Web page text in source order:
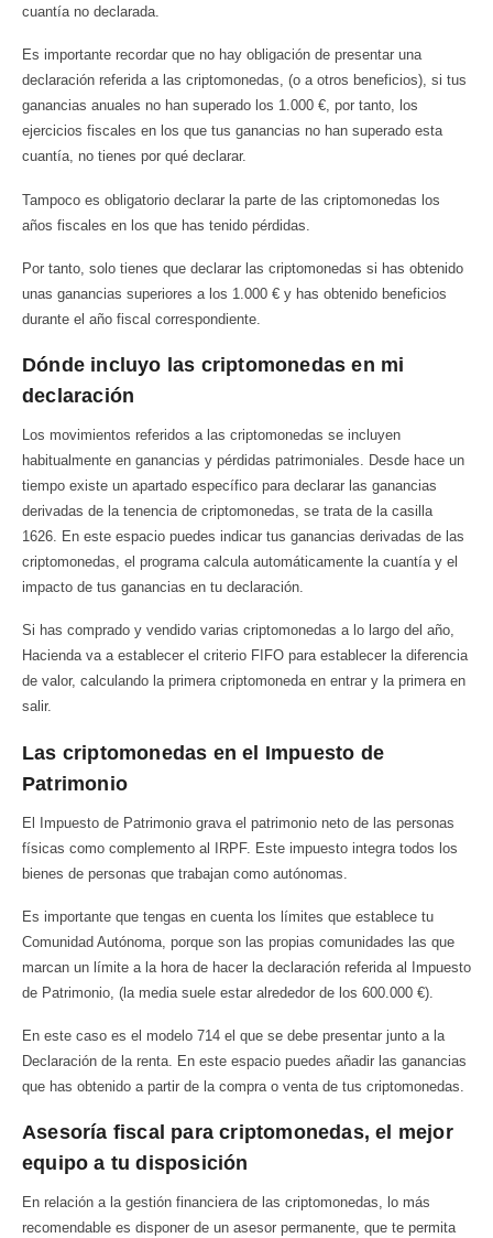
cuantía no declarada.
Es importante recordar que no hay obligación de presentar una
declaración referida a las criptomonedas, (o a otros beneficios), si tus
ganancias anuales no han superado los 1.000 €, por tanto, los
ejercicios fiscales en los que tus ganancias no han superado esta
cuantía, no tienes por qué declarar.
Tampoco es obligatorio declarar la parte de las criptomonedas los
años fiscales en los que has tenido pérdidas.
Por tanto, solo tienes que declarar las criptomonedas si has obtenido
unas ganancias superiores a los 1.000 € y has obtenido beneficios
durante el año fiscal correspondiente.
Dónde incluyo las criptomonedas en mi
declaración
Los movimientos referidos a las criptomonedas se incluyen
habitualmente en ganancias y pérdidas patrimoniales. Desde hace un
tiempo existe un apartado específico para declarar las ganancias
derivadas de la tenencia de criptomonedas, se trata de la casilla
1626. En este espacio puedes indicar tus ganancias derivadas de las
criptomonedas, el programa calcula automáticamente la cuantía y el
impacto de tus ganancias en tu declaración.
Si has comprado y vendido varias criptomonedas a lo largo del año,
Hacienda va a establecer el criterio FIFO para establecer la diferencia
de valor, calculando la primera criptomoneda en entrar y la primera en
salir.
Las criptomonedas en el Impuesto de
Patrimonio
El Impuesto de Patrimonio grava el patrimonio neto de las personas
físicas como complemento al IRPF. Este impuesto integra todos los
bienes de personas que trabajan como autónomas.
Es importante que tengas en cuenta los límites que establece tu
Comunidad Autónoma, porque son las propias comunidades las que
marcan un límite a la hora de hacer la declaración referida al Impuesto
de Patrimonio, (la media suele estar alrededor de los 600.000 €).
En este caso es el modelo 714 el que se debe presentar junto a la
Declaración de la renta. En este espacio puedes añadir las ganancias
que has obtenido a partir de la compra o venta de tus criptomonedas.
Asesoría fiscal para criptomonedas, el mejor
equipo a tu disposición
En relación a la gestión financiera de las criptomonedas, lo más
recomendable es disponer de un asesor permanente, que te permita